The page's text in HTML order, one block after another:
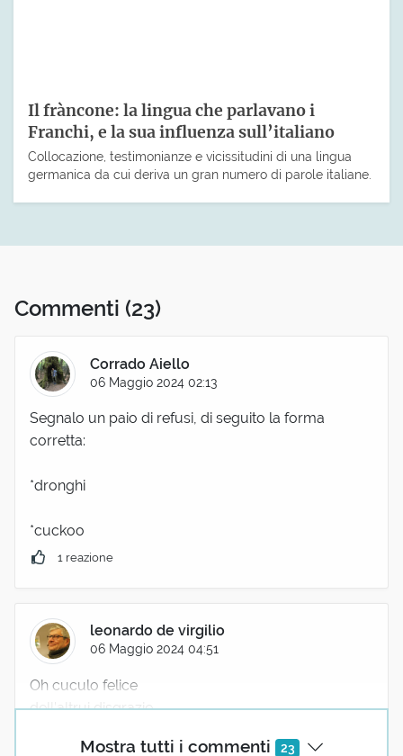
Il fràncone: la lingua che parlavano i
Franchi, e la sua influenza sull’italiano
Collocazione, testimonianze e vicissitudini di una lingua
germanica da cui deriva un gran numero di parole italiane.
Commenti (23)
Mostra tutti i commenti 23
Corrado Aiello
06 Maggio 2024 02:13
Segnalo un paio di refusi, di seguito la forma
corretta:
*dronghi
*cuckoo
1 reazione
leonardo de virgilio
06 Maggio 2024 04:51
Oh cuculo felice
dell’altrui disgrazie